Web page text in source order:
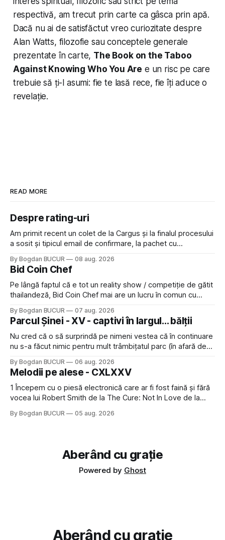
respectivă, am trecut prin carte ca gâsca prin apă.
Dacă nu ai de satisfăctut vreo curiozitate despre
Alan Watts, filozofie sau conceptele generale
prezentate în carte, The Book on the Taboo
Against Knowing Who You Are e un risc pe care
trebuie să ți-l asumi: fie te lasă rece, fie îți aduce o
revelație.
READ MORE
Despre rating-uri
Am primit recent un colet de la Cargus și la finalul procesului
a sosit și tipicul email de confirmare, la pachet cu
feedback-ului și eram în toate bune, de data asta am dat
click să le las un rating. Un 5
By Bogdan BUCUR 08 aug. 2026
Bid Coin Chef
Pe lângă faptul că e tot un reality show / competiție de gătit
thailandeză, Bid Coin Chef mai are un lucru în comun cu
lăsat rece la prima vedere, după care m-a făcut să mă
îndrăgostesc de el. Nu mi-a plăcut faptul
By Bogdan BUCUR 07 aug. 2026
Parcul Șinei - XV - captivi în largul... bălții
Nu cred că o să surprindă pe nimeni vestea că în continuare
nu s-a făcut nimic pentru mult trâmbițatul parc (în afară de
timp pui și latră prin gard la lumea care trece prin zonă). Am
avut, în schimb, o belea
By Bogdan BUCUR 06 aug. 2026
Melodii pe alese - CXLXXV
1 Începem cu o piesă electronică care ar fi fost faină și fără
vocea lui Robert Smith de la The Cure: Not In Love de la
a dovedit că jumătatea masculină a acelui duo era cam
By Bogdan BUCUR 05 aug. 2026
Aberând cu grație
Powered by Ghost
Aberând cu grație